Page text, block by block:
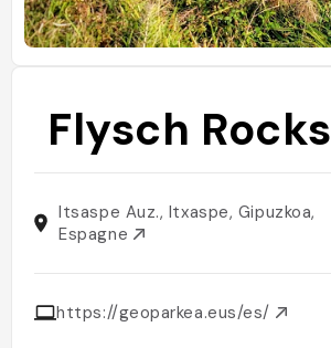
Flysch Rocks
Itsaspe Auz., Itxaspe, Gipuzkoa,
Espagne
https://geoparkea.eus/es/